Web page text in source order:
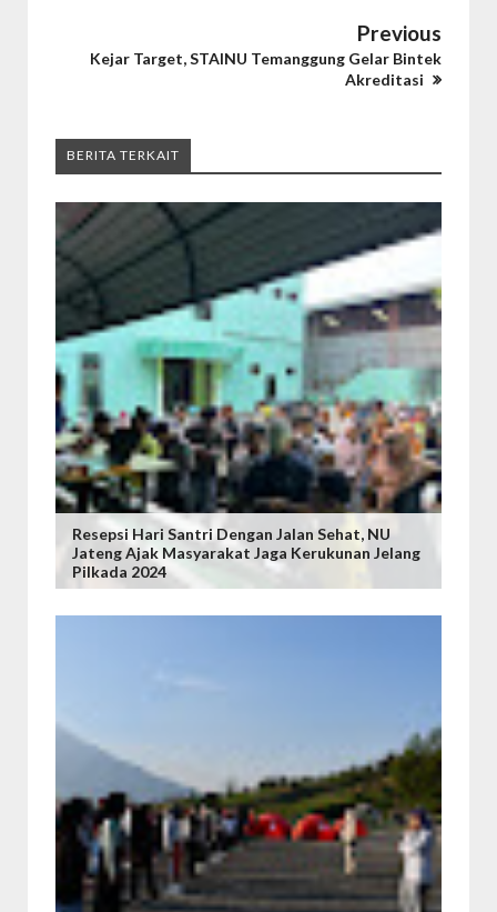
Previous
Kejar Target, STAINU Temanggung Gelar Bintek
Akreditasi
BERITA TERKAIT
Resepsi Hari Santri Dengan Jalan Sehat, NU
Jateng Ajak Masyarakat Jaga Kerukunan Jelang
Pilkada 2024